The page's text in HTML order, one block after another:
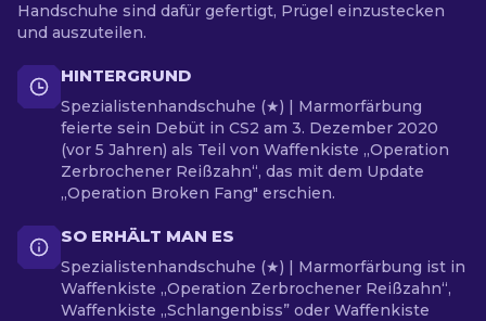
Handschuhe sind dafür gefertigt, Prügel einzustecken
und auszuteilen.
HINTERGRUND
Spezialistenhandschuhe (★) | Marmorfärbung
feierte sein Debüt in CS2 am 3. Dezember 2020
(vor 5 Jahren) als Teil von Waffenkiste „Operation
Zerbrochener Reißzahn“, das mit dem Update
„Operation Broken Fang" erschien.
SO ERHÄLT MAN ES
Spezialistenhandschuhe (★) | Marmorfärbung ist in
Waffenkiste „Operation Zerbrochener Reißzahn“,
Waffenkiste „Schlangenbiss” oder Waffenkiste